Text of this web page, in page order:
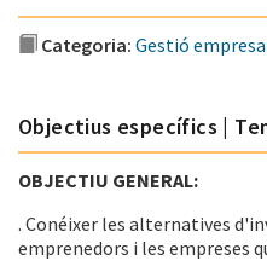
Categoria: Gestió
Objectius específics |
OBJECTIU GENERAL:
. Conéixer les alternatives
emprenedors i les empreses